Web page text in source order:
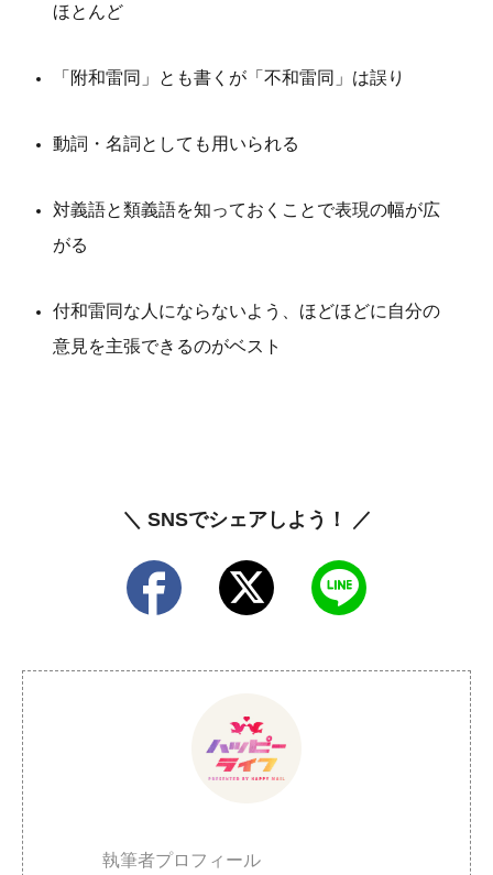
ほとんど
「附和雷同」とも書くが「不和雷同」は誤り
動詞・名詞としても用いられる
対義語と類義語を知っておくことで表現の幅が広
がる
付和雷同な人にならないよう、ほどほどに自分の
意見を主張できるのがベスト
＼ SNSでシェアしよう！ ／
執筆者プロフィール